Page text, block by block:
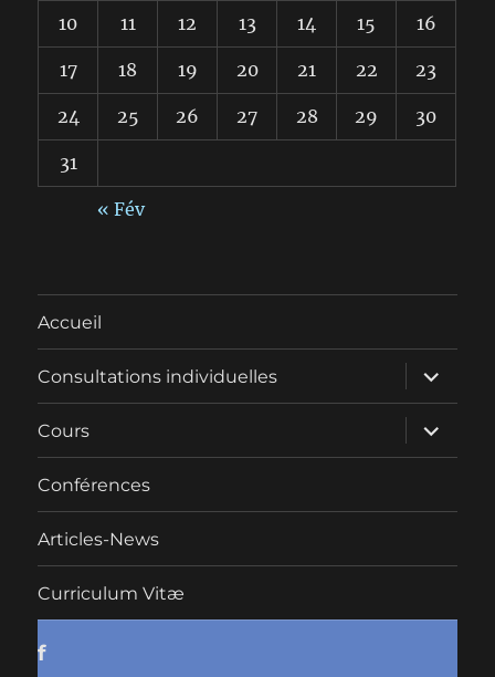
10 11 12 13 14 15 16
17 18 19 20 21 22 23
24 25 26 27 28 29 30
31
« Fév
Accueil
Consultations individuelles
ouvrir
le
sous-
menu
Cours
ouvrir
le
sous-
Conférences
Articles-News
Curriculum Vitæ
f